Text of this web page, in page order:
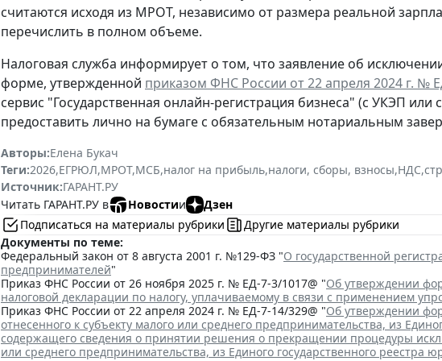
считаются исходя из МРОТ, независимо от размера реальной
перечислить в полном объеме.
Налоговая служба информирует о том, что заявление об
форме, утвержденной приказом ФНС России от 22 апреля 2024 г. №
сервис "Государственная онлайн-регистрация бизнеса" (с УКЭП
предоставить лично на бумаге с обязательным нотариальным
Авторы:Елена Букач
Теги:2026,ЕГРЮЛ,МРОТ,МСБ,налог на прибыль,налоги, сборы, взносы,НДС,
Источник:ГАРАНТ.РУ
Читать ГАРАНТ.РУ в
Новостии
Дзен
Подписаться на материалы рубрики
Другие материалы рубрики
Документы по теме:
Федеральный закон от 8 августа 2001 г. №129-ФЗ "О государственной
предпринимателей"
Приказ ФНС России от 26 ноября 2025 г. № ЕД-7-3/1017@ "Об утверждении
налоговой декларации по налогу, уплачиваемому в связи с применением
Приказ ФНС России от 22 апреля 2024 г. № ЕД-7-14/329@ "Об утверждении
отнесенного к субъекту малого или среднего предпринимательства, из
содержащего сведения о принятии решения о прекращении процедуры
или среднего предпринимательства, из Единого государственного